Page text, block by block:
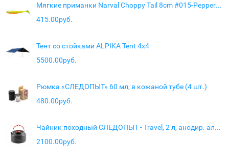
Мягкие приманки Narval Choppy Tail 8cm #015-Pepper/Lemon
415.00руб.
Тент со стойками ALPIKA Tent 4x4
5500.00руб.
Рюмка «СЛЕДОПЫТ» 60 мл, в кожаной тубе (4 шт.)
480.00руб.
Чайник походный СЛЕДОПЫТ - Travel, 2 л, анодир. алюм.
2100.00руб.